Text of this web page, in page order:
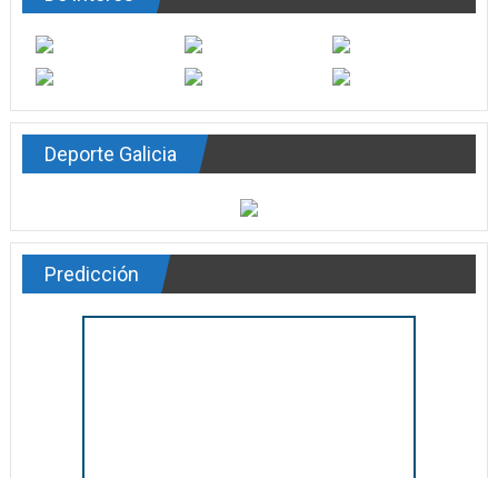
Deporte Galicia
Predicción